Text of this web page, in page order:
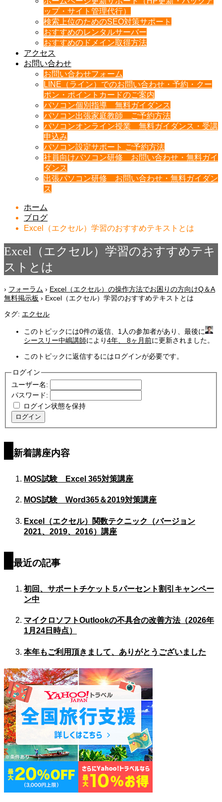
ップ・サイト管理代行）
検索上位のためのSEO対策サポート
おすすめのレンタルサーバー
おすすめのドメイン取得方法
アクセス
お問い合わせ
お問い合わせフォーム
LINE（ライン）でのお問い合わせ・予約・クー
ポン・ポイントカードのご案内
パソコン個別指導 無料ガイダンス
パソコン出張家庭教師 ご予約方法
パソコンオンライン授業 無料ガイダンス・受講
申込み
パソコン設定サポート ご予約方法
社員向けパソコン研修 お問い合わせ・無料ガイ
ダンス
出張パソコン研修 お問い合わせ・無料ガイダン
ス
ホーム
ブログ
Excel（エクセル）学習のおすすめテキストとは
Excel（エクセル）学習のおすすめテキ
ストとは
› フォーラム › Excel（エクセル）の操作方法でお困りの方向けQ＆A
無料掲示板 › Excel（エクセル）学習のおすすめテキストとは
タグ: エクセル
このトピックには0件の返信、1人の参加者があり、最後に
シースリー中嶋講師により4年、 8ヶ月前に更新されました。
このトピックに返信するにはログインが必要です。
ログイン
ユーザー名:
パスワード:
ログイン状態を保持
ログイン
新着講座内容
MOS試験 Excel 365対策講座
MOS試験 Word365＆2019対策講座
Excel（エクセル）関数テクニック（バージョン
2021、2019、2016）講座
最近の記事
初回、サポートチケット５パーセント割引キャンペー
ン中
マイクロソフトOutlookの不具合の改善方法（2026年
1月24日時点）
本年もご利用頂きまして、ありがとうございました